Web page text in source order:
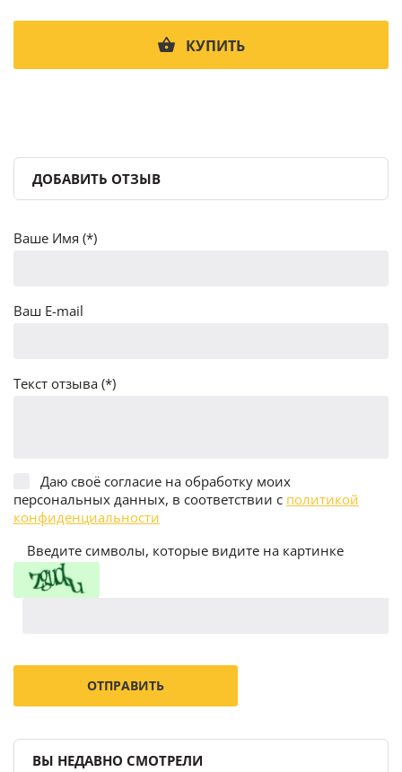
КУПИТЬ
ДОБАВИТЬ ОТЗЫВ
Ваше Имя (*)
Ваш E-mail
Текст отзыва (*)
Даю своё согласие на обработку моих
персональных данных, в соответствии с политикой
конфиденциальности
Введите символы, которые видите на картинке
ВЫ НЕДАВНО СМОТРЕЛИ